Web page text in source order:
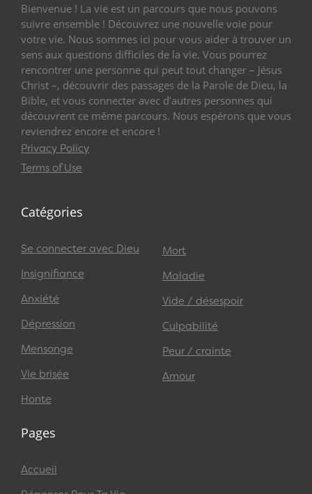
Bienvenue ! La vie est un parcours que nous pouvons
suivre ensemble ! Découvrez une nouvelle voie pour
votre vie. Nous sommes ici pour vous aider à trouver un
sens aux questions difficiles de la vie. Vous pourrez
rencontrer une personne qui peut tout changer – Jésus
Christ –, découvrir des passages de la Parole de Dieu, la
Bible, et vous connecter avec d’autres personnes qui
découvrent ce même parcours. Nous espérons que vous
reviendrez encore et encore !
Privacy Policy
Terms of Use
Catégories
Se connecter avec Dieu
Insignifiance
Anxiété
Dépression
Mensonge
Vie brisée
Honte
Mort
Maladie
Vide / désespoir
Culpabilité
Peur / crainte
Amour
Pages
Accueil